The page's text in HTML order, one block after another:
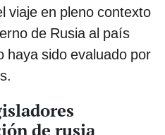
viaje en pleno contexto
de Rusia al país
haya sido evaluado por
de rusia